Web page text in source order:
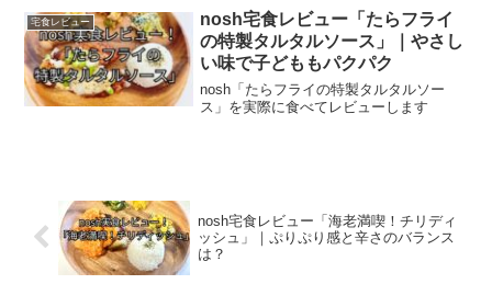
宅食レビュー
nosh宅食レビュー「たらフライ
の特製タルタルソース」｜やさし
い味で子どももパクパク
nosh「たらフライの特製タルタルソー
ス」を実際に食べてレビューします
nosh宅食レビュー「海老満喫！チリディ
ッシュ」｜ぷりぷり感と辛さのバランス
は？